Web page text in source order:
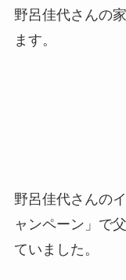
野呂佳代さんの
ます。
野呂佳代さんの
ャンペーン」で
ていました。